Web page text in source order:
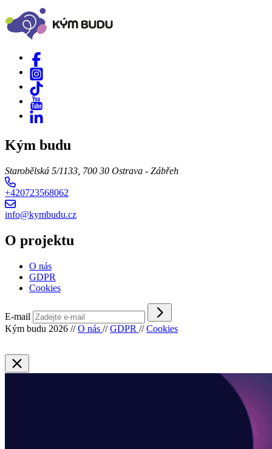
Kým budu
Starobělská 5/1133, 700 30 Ostrava - Zábřeh
+420723568062
info@kymbudu.cz
O projektu
O nás
GDPR
Cookies
E-mail
Kým budu 2026 // O nás // GDPR // Cookies